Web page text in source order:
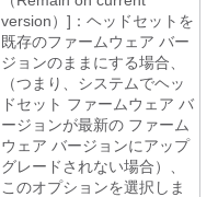
version）]：ヘッドセットを
既存のファームウェア バー
ジョンのままにする場合、
（つまり、システムでヘッ
ドセット ファームウェア バ
ージョンが最新の ファーム
ウェア バージョンにアップ
グレードされない場合）、
このオプションを選択しま